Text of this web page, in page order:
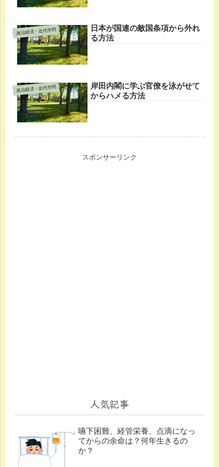
政治経済・近代学問
日本が国連の敵国条項から外れ
る方法
政治経済・近代学問
岸田内閣に学ぶ官僚を泳がせて
からハメる方法
スポンサーリンク
人気記事
嚥下困難、経管栄養、点滴になっ
てからの余命は？何年生きるの
か？